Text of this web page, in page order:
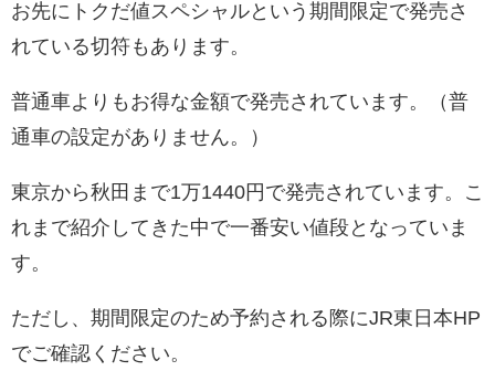
お先にトクだ値スペシャルという期間限定で発売さ
れている切符もあります。
普通車よりもお得な金額で発売されています。（普
通車の設定がありません。）
東京から秋田まで1万1440円で発売されています。こ
れまで紹介してきた中で一番安い値段となっていま
す。
ただし、期間限定のため予約される際にJR東日本HP
でご確認ください。